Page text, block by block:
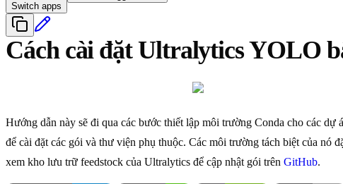
Switch apps
Cách cài đặt Ultralytics YOLO
Hướng dẫn này sẽ đi qua các bước thiết lập môi trường Conda cho các
để cài đặt các gói và thư viện phụ thuộc. Các môi trường tách biệt của nó
xem kho lưu trữ feedstock của Ultralytics để cập nhật gói trên GitHub.